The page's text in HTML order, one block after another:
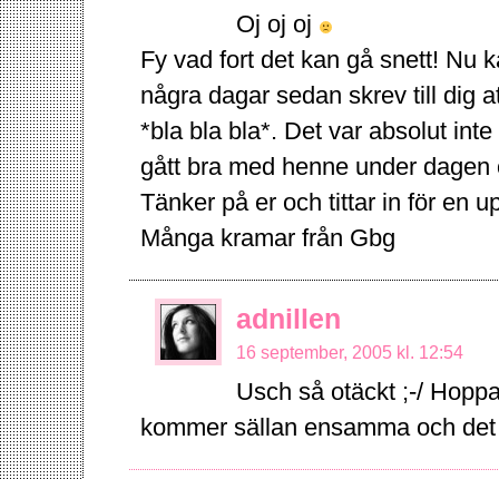
Oj oj oj
Fy vad fort det kan gå snett! Nu
några dagar sedan skrev till dig
*bla bla bla*. Det var absolut
gått bra med henne under
Tänker på er och tittar in för en
Många kramar från Gbg
adnillen
16 september, 2005 kl. 12:54
Usch så otäckt ;-/
kommer sällan ensamma och